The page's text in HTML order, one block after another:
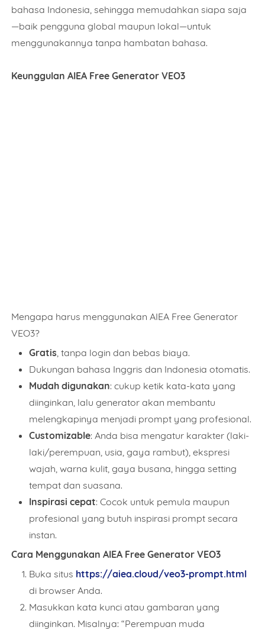
bahasa Indonesia, sehingga memudahkan siapa saja
—baik pengguna global maupun lokal—untuk
menggunakannya tanpa hambatan bahasa.
Keunggulan AIEA Free Generator VEO3
Mengapa harus menggunakan AIEA Free Generator
VEO3?
Gratis, tanpa login dan bebas biaya.
Dukungan bahasa Inggris dan Indonesia otomatis.
Mudah digunakan: cukup ketik kata-kata yang
diinginkan, lalu generator akan membantu
melengkapinya menjadi prompt yang profesional.
Customizable: Anda bisa mengatur karakter (laki-
laki/perempuan, usia, gaya rambut), ekspresi
wajah, warna kulit, gaya busana, hingga setting
tempat dan suasana.
Inspirasi cepat: Cocok untuk pemula maupun
profesional yang butuh inspirasi prompt secara
instan.
Cara Menggunakan AIEA Free Generator VEO3
Buka situs https://aiea.cloud/veo3-prompt.html
di browser Anda.
Masukkan kata kunci atau gambaran yang
diinginkan. Misalnya: “Perempuan muda
Name
Mobile Phone Number